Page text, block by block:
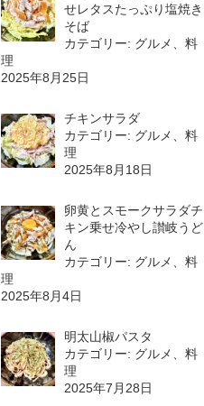
せレタスたっぷり塩焼き
そば
カテゴリー: グルメ、料
理
2025年8月25日
チキンサラダ
カテゴリー: グルメ、料
理
2025年8月18日
卵黄とスモークサラダチ
キン乗せ冷やし讃岐うど
ん
カテゴリー: グルメ、料
理
2025年8月4日
明太山椒パスタ
カテゴリー: グルメ、料
理
2025年7月28日